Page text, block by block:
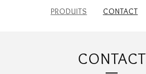
PRODUITS CONTACT
CONTACT